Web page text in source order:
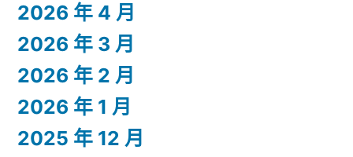
2026 年 4 月
2026 年 3 月
2026 年 2 月
2026 年 1 月
2025 年 12 月